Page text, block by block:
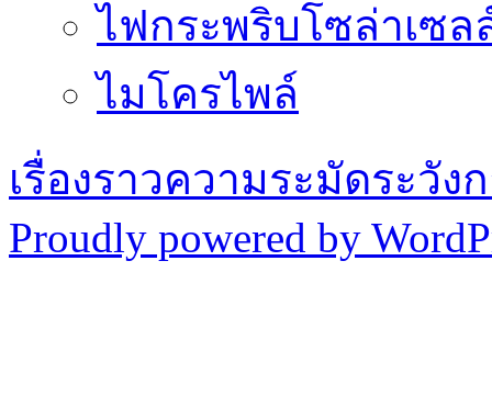
ไฟกระพริบโซล่าเซล
ไมโครไพล์
เรื่องราวความระมัดระวัง
Proudly powered by